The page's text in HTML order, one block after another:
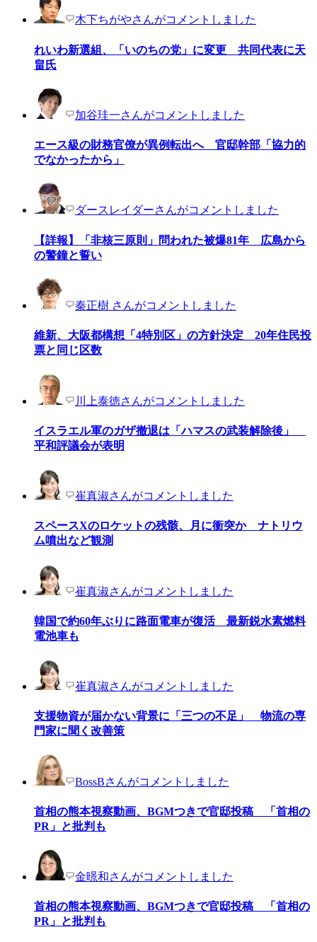
木下ちがやさんがコメントしました
れいわ新選組、「いのちの党」に変更 共同代表に天
畠氏
加谷珪一さんがコメントしました
エース級の財務官僚が異例転出へ 官邸幹部「協力的
でなかったから」
ダースレイダーさんがコメントしました
【詳報】「非核三原則」問われた被爆81年 広島から
の警鐘と誓い
秦正樹 さんがコメントしました
維新、大阪都構想「4特別区」の方針決定 20年住民投
票と同じ区数
川上泰徳さんがコメントしました
イスラエル軍のガザ撤退は「ハマスの武装解除後」
平和評議会が表明
崔真淑さんがコメントしました
スペースXのロケットの残骸、月に衝突か ナトリウ
ム噴出など観測
崔真淑さんがコメントしました
韓国で約60年ぶりに路面電車が復活 最新鋭水素燃料
電池車も
崔真淑さんがコメントしました
支援物資が届かない背景に「三つの不足」 物流の専
門家に聞く改善策
BossBさんがコメントしました
首相の熊本視察動画、BGMつきで官邸投稿 「首相の
PR」と批判も
金暻和さんがコメントしました
首相の熊本視察動画、BGMつきで官邸投稿 「首相の
PR」と批判も